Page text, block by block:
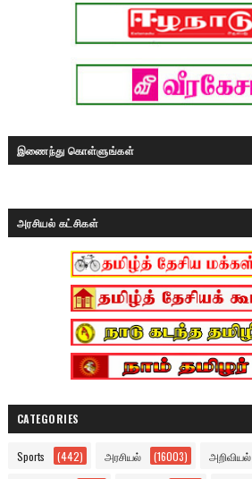
இணைந்து கொள்ளுங்கள்
அரசியல் கட்சிகள்
CATEGORIES
Sports (442) அரசியல் (16003) அறிவியல்